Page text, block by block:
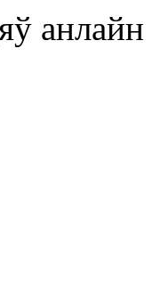
анлайн